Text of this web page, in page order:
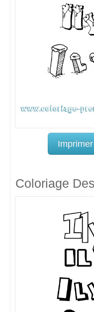
Coloriage